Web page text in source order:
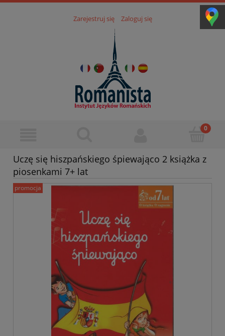
Zarejestruj się Zaloguj się
Uczę się hiszpańskiego śpiewająco 2 książka z
piosenkami 7+ lat
promocja